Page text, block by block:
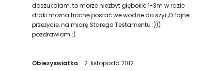
doszukałam, to morze niezbyt głębokie 1-3m w razie
draki można trochę postać we wodzie do szyi ;D fajne
przeżycie, na miarę Starego Testamentu :)))
pozdrawiam :)
Obiezyswiatka
2. listopada 2012